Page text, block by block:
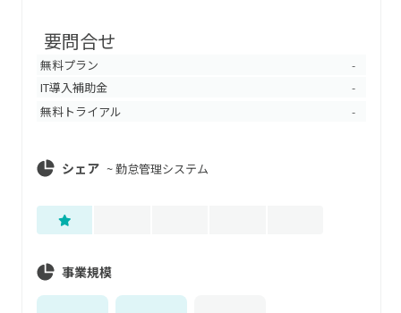
要問合せ
無料プラン -
IT導入補助金 -
無料トライアル -
シェア ~勤怠管理システム
事業規模